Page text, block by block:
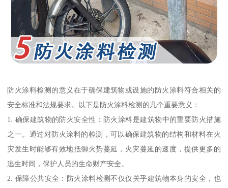
防火涂料检测的意义在于确保建筑物或设施的防火涂料符合相关的
安全标准和法规要求。以下是防火涂料检测的几个重要意义：
1. 确保建筑物的防火安全性：防火涂料是建筑物中的重要防火措施
之一。通过对防火涂料的检测，可以确保建筑物的结构和材料在火
灾发生时能够有效地抵御火势蔓延，火灾蔓延的速度，提供更多的
逃生时间，保护人员的生命财产安全。
2. 保障公共安全：防火涂料检测不仅仅关乎建筑物本身的安全，也